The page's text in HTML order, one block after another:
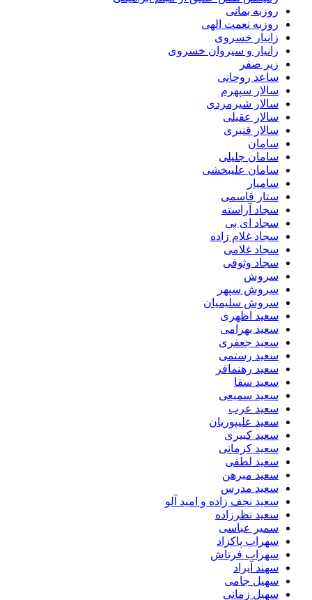
روزبه بمانی
روزبه نعمت الهی
زانیار خسروی
زانیار و سیروان خسروی
زیر صفر
ساعد روحانی
سالار سپهرم
سالار شیرمردی
سالار عقیلی
سالار قنبری
سامان
سامان جلیلی
سامان علیبخشی
سامیار
ستار قاسمی
سجاد آراسته
سجاد ای بی
سجاد غلام زاده
سجاد غلامی
سجاد وثوقى
سروش
سروش سپهر
سروش سلیمیان
سعید اظهری
سعید بهرامی
سعید جعفری
سعید رستمی
سعید رهنمافر
سعید سقا
سعید سمیعی
سعید عرب
سعید علیپوریان
سعید کبیری
سعید کرمانی
سعید لطفی
سعید مبرهن
سعید مدرس
سعید نجف زاده و امید آلو
سعید نظرزاده
سمیر عباسی
سهراب پاکزاد
سهراب فرتاش
سهند آیراد
سهیل جامی
سهیل زمانی